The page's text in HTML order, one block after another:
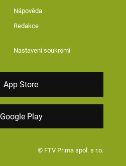
Nápověda
Redakce
Nastavení soukromí
App Store
Google Play
© FTV Prima spol. s r.o.